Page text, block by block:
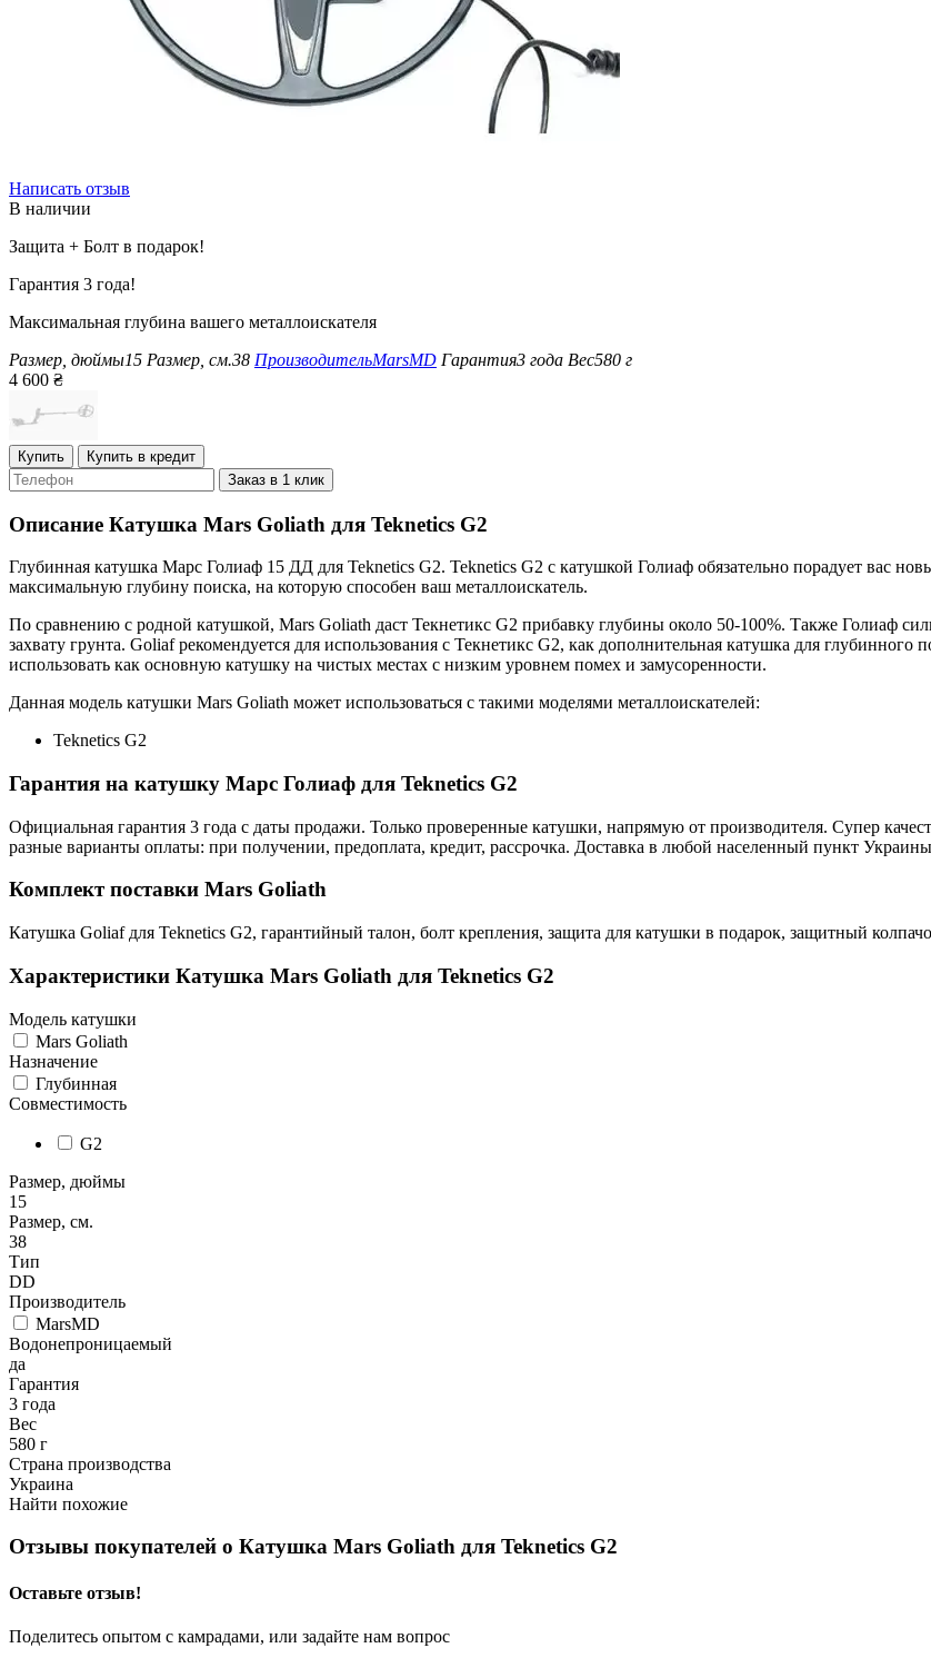
Написать отзыв
В наличии
Защита + Болт в подарок!
Гарантия 3 года!
Максимальная глубина вашего металлоискателя
Размер, дюймы15 Размер, см.38 ПроизводительMarsMD Гарантия3 года Вес580 г
4 600 ₴
Купить
Купить в кредит
Заказ в 1 клик
Описание Катушка Mars Goliath для Teknetics G2
Глубинная катушка Марс Голиаф 15 ДД для Teknetics G2. Teknetics G2 с катушкой Голиаф обязательно порадует вас
максимальную глубину поиска, на которую способен ваш металлоискатель.
По сравнению с родной катушкой, Mars Goliath даст Текнетикс G2 прибавку глубины около 50-100%. Также Голиаф
захвату грунта. Goliaf рекомендуется для использования с Текнетикс G2, как дополнительная катушка для
использовать как основную катушку на чистых местах с низким уровнем помех и замусоренности.
Данная модель катушки Mars Goliath может использоваться с такими моделями металлоискателей:
Teknetics G2
Гарантия на катушку Марс Голиаф для Teknetics G2
Официальная гарантия 3 года с даты продажи. Только проверенные катушки, напрямую от производителя. Супер
разные варианты оплаты: при получении, предоплата, кредит, рассрочка. Доставка в любой населенный пункт
Комплект поставки Mars Goliath
Катушка Goliaf для Teknetics G2, гарантийный талон, болт крепления, защита для катушки в подарок, защитный
Характеристики Катушка Mars Goliath для Teknetics G2
Модель катушки
Mars Goliath
Назначение
Глубинная
Совместимость
G2
Размер, дюймы
15
Размер, см.
38
Тип
DD
Производитель
MarsMD
Водонепроницаемый
да
Гарантия
3 года
Вес
580 г
Страна производства
Украина
Найти похожие
Отзывы покупателей о Катушка Mars Goliath для Teknetics G2
Оставьте отзыв!
Поделитесь опытом с камрадами, или задайте нам вопрос